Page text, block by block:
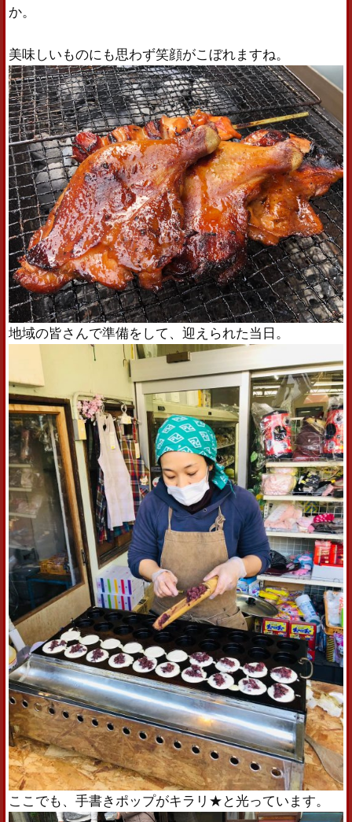
か。
美味しいものにも思わず笑顔がこぼれますね。
地域の皆さんで準備をして、迎えられた当日。
ここでも、手書きポップがキラリ★と光っています。